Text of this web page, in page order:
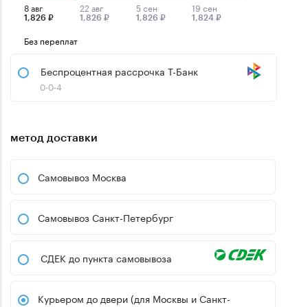
8 авг
1,826 ₽
22 авг
1,826 ₽
5 сен
1,826 ₽
19 сен
1,824 ₽
Без переплат
Беспроцентная рассрочка Т-Банк
0-0-4
метод доставки
Самовывоз Москва
Самовывоз Санкт-Петербург
СДЕК до пункта самовывоза
Курьером до двери (для Москвы и Санкт-